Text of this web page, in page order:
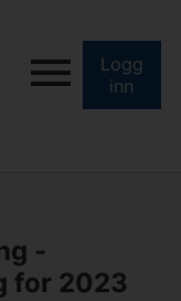
Logg
inn
-
for 2023